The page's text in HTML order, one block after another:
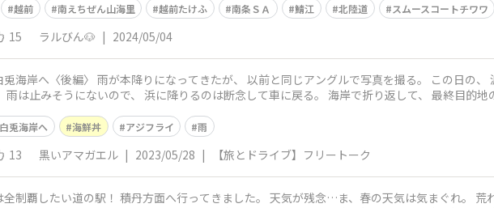
越前 南えちぜん山海里 越前たけふ 南条ＳＡ 鯖江 北陸道 スムースコートチワワ
15 ラルびん🐶 | 2024/05/04
以前と同じアングルで写真を撮る。 この日の、 波の殆どないこの海岸は 自分にとっ
うにないので、 浜に降りるのは断念して車に戻る。 海岸で折り返して、 最終目的地のいつもの海鮮料理のお店に行く途中
兎海岸へ 海鮮丼 アジフライ 雨
13 黒いアマガエル | 2023/05/28 | 【旅とドライブ】フリートーク
制覇したい道の駅！ 積丹方面へ行ってきました。 天気が残念…ま、春の天気は気まぐれ。 荒れた海も迫